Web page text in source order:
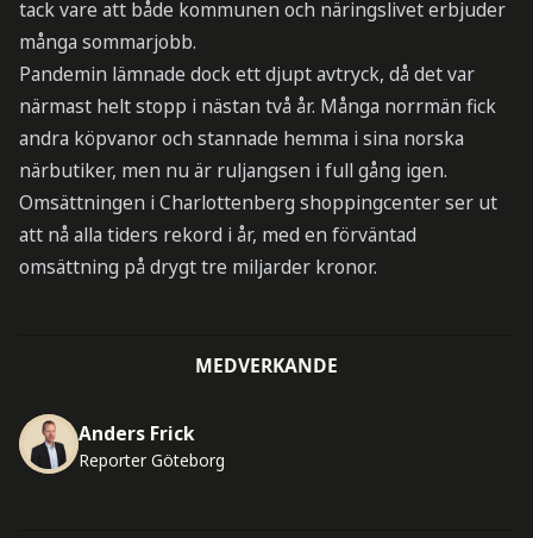
tack vare att både kommunen och näringslivet erbjuder
många sommarjobb.
Pandemin lämnade dock ett djupt avtryck, då det var
närmast helt stopp i nästan två år. Många norrmän fick
andra köpvanor och stannade hemma i sina norska
närbutiker, men nu är ruljangsen i full gång igen.
Omsättningen i Charlottenberg shoppingcenter ser ut
att nå alla tiders rekord i år, med en förväntad
omsättning på drygt tre miljarder kronor.
MEDVERKANDE
Anders Frick
Reporter Göteborg